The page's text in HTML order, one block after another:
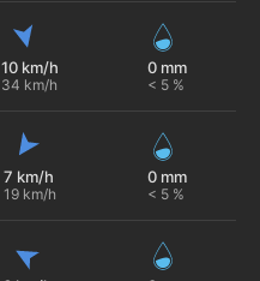
10 km/h
34 km/h
0 mm
< 5 %
7 km/h
19 km/h
0 mm
< 5 %